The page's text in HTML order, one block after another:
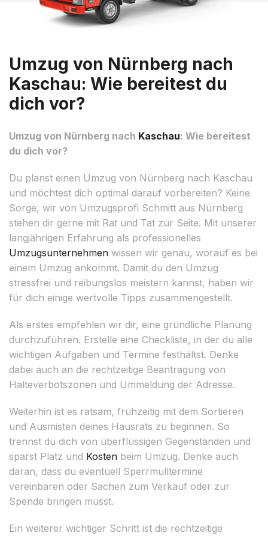
Umzug von Nürnberg nach
Kaschau: Wie bereitest du
dich vor?
Umzug von Nürnberg nach Kaschau: Wie bereitest
du dich vor?
Du planst einen Umzug von Nürnberg nach Kaschau
und möchtest dich optimal darauf vorbereiten? Keine
Sorge, wir von Umzugsprofi Schmitt aus Nürnberg
stehen dir gerne mit Rat und Tat zur Seite. Mit unserer
langjährigen Erfahrung als professionelles
Umzugsunternehmen wissen wir genau, worauf es bei
einem Umzug ankommt. Damit du den Umzug
stressfrei und reibungslos meistern kannst, haben wir
für dich einige wertvolle Tipps zusammengestellt.
Als erstes empfehlen wir dir, eine gründliche Planung
durchzuführen. Erstelle eine Checkliste, in der du alle
wichtigen Aufgaben und Termine festhältst. Denke
dabei auch an die rechtzeitige Beantragung von
Halteverbotszonen und Ummeldung der Adresse.
Weiterhin ist es ratsam, frühzeitig mit dem Sortieren
und Ausmisten deines Hausrats zu beginnen. So
trennst du dich von überflüssigen Gegenständen und
sparst Platz und Kosten beim Umzug. Denke auch
daran, dass du eventuell Sperrmülltermine
vereinbaren oder Sachen zum Verkauf oder zur
Spende bringen musst.
Ein weiterer wichtiger Schritt ist die rechtzeitige